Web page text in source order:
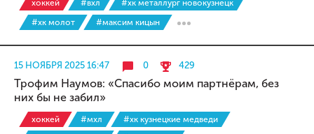
хоккей #вхл
#хк металлург новокузнецк
#хк молот
#максим кицын
15 НОЯБРЯ 2025 16:47 0 429
Трофим Наумов: «Спасибо моим партнёрам, без
них бы не забил»
хоккей #мхл
#хк кузнецкие медведи